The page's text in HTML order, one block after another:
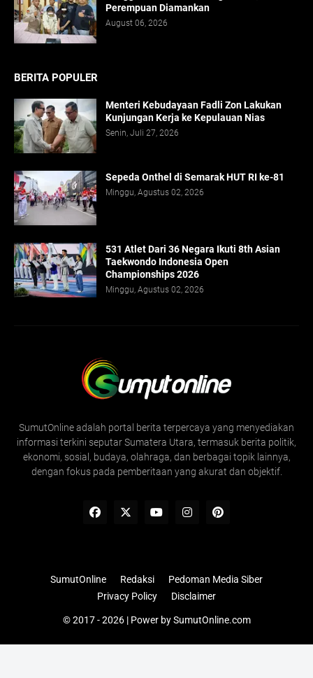
Perempuan Diamankan
August 06, 2026
BERITA POPULER
Menteri Kebudayaan Fadli Zon Lakukan
Kunjungan Kerja ke Kepulauan Nias
Senin, Juli 27, 2026
Sepeda Onthel di Semarak HUT RI ke-81
Minggu, Agustus 02, 2026
531 Atlet Dari 36 Negara Ikuti 8th Asian
Taekwondo Indonesia Open
Championships 2026
Minggu, Agustus 02, 2026
SumutOnline adalah portal berita terpercaya yang menyediakan
informasi terkini seputar Sumatera Utara, termasuk berita politik,
ekonomi, sosial, budaya, olahraga, dan berbagai topik lainnya,
dengan fokus pada pemberitaan yang akurat dan objektif.
© 2017 - 2026 | Power bySumutOnline.com
SumutOnline Redaksi
Pedoman Media Siber
Privacy Policy
Disclaimer